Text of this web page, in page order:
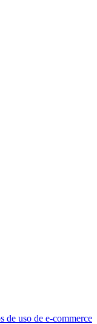
de uso de e-commerce